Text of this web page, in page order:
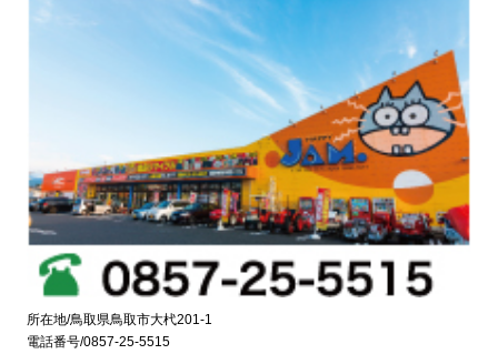
所在地/鳥取県鳥取市大杙201-1
電話番号/0857-25-5515